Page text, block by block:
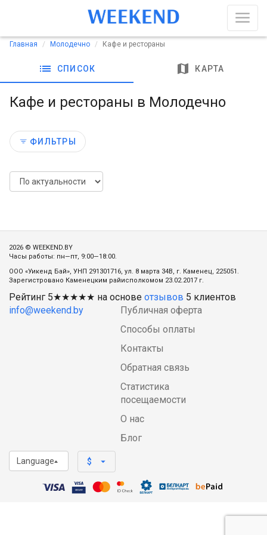
Главная Молодечно Кафе и рестораны
list СПИСОК map КАРТА
Кафе и рестораны в Молодечно
ФИЛЬТРЫ
2026 © WEEKEND.BY
Часы работы: пн—пт, 9:00—18:00.
ООО «Уикенд Бай», УНП 291301716, ул. 8 марта 34В, г. Каменец, 225051.
Зарегистровано Каменецким райисполкомом 23.02.2017 г.
Рейтинг 5★★★★★ на основе отзывов 5 клиентов
info@weekend.by
Публичная оферта
Способы оплаты
Контакты
Обратная связь
Статистика
посещаемости
О нас
Блог
Language $ arrow_drop_down